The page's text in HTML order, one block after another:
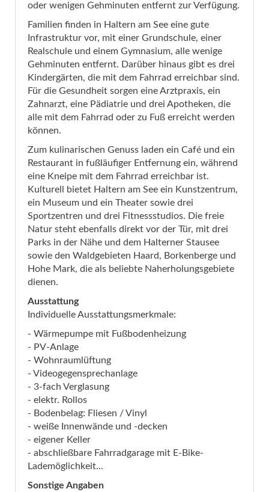
oder wenigen Gehminuten entfernt zur Verfügung.
Familien finden in Haltern am See eine gute
Infrastruktur vor, mit einer Grundschule, einer
Realschule und einem Gymnasium, alle wenige
Gehminuten entfernt. Darüber hinaus gibt es drei
Kindergärten, die mit dem Fahrrad erreichbar sind.
Für die Gesundheit sorgen eine Arztpraxis, ein
Zahnarzt, eine Pädiatrie und drei Apotheken, die
alle mit dem Fahrrad oder zu Fuß erreicht werden
können.
Zum kulinarischen Genuss laden ein Café und ein
Restaurant in fußläufiger Entfernung ein, während
eine Kneipe mit dem Fahrrad erreichbar ist.
Kulturell bietet Haltern am See ein Kunstzentrum,
ein Museum und ein Theater sowie drei
Sportzentren und drei Fitnessstudios. Die freie
Natur steht ebenfalls direkt vor der Tür, mit drei
Parks in der Nähe und dem Halterner Stausee
sowie den Waldgebieten Haard, Borkenberge und
Hohe Mark, die als beliebte Naherholungsgebiete
dienen.
Ausstattung
Individuelle Ausstattungsmerkmale:
- Wärmepumpe mit Fußbodenheizung
- PV-Anlage
- Wohnraumlüftung
- Videogegensprechanlage
- 3-fach Verglasung
- elektr. Rollos
- Bodenbelag: Fliesen / Vinyl
- weiße Innenwände und -decken
- eigener Keller
- abschließbare Fahrradgarage mit E-Bike-
Lademöglichkeit...
Sonstige Angaben